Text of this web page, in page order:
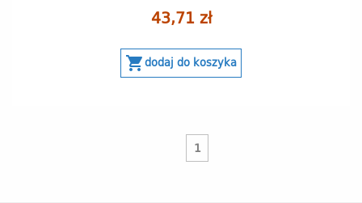
43,71 zł
shopping_cartdodaj do koszyka
1